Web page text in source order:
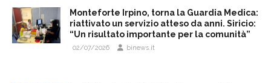
Monteforte Irpino, torna la Guardia Medica:
riattivato un servizio atteso da anni. Siricio:
“Un risultato importante per la comunità”
02/07/2026 binews.it